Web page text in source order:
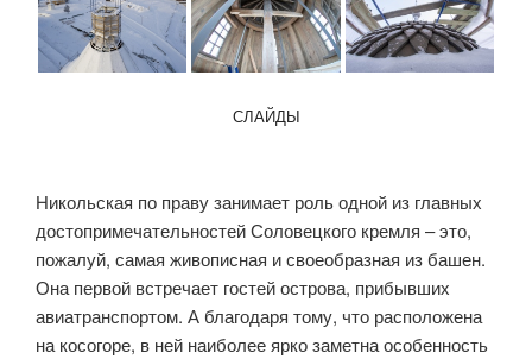
СЛАЙДЫ
Никольская по праву занимает роль одной из главных
достопримечательностей Соловецкого кремля – это,
пожалуй, самая живописная и своеобразная из башен.
Она первой встречает гостей острова, прибывших
авиатранспортом. А благодаря тому, что расположена
на косогоре, в ней наиболее ярко заметна особенность